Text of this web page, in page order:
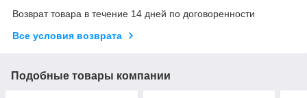
Возврат товара в течение 14 дней по договоренности
Все условия возврата
Подобные товары компании